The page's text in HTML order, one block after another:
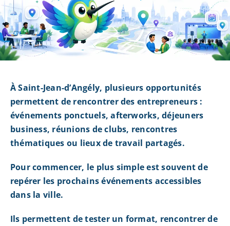
À Saint-Jean-d’Angély, plusieurs opportunités
permettent de rencontrer des entrepreneurs :
événements ponctuels, afterworks, déjeuners
business, réunions de clubs, rencontres
thématiques ou lieux de travail partagés.
Pour commencer, le plus simple est souvent de
repérer les prochains événements accessibles
dans la ville.
Ils permettent de tester un format, rencontrer de